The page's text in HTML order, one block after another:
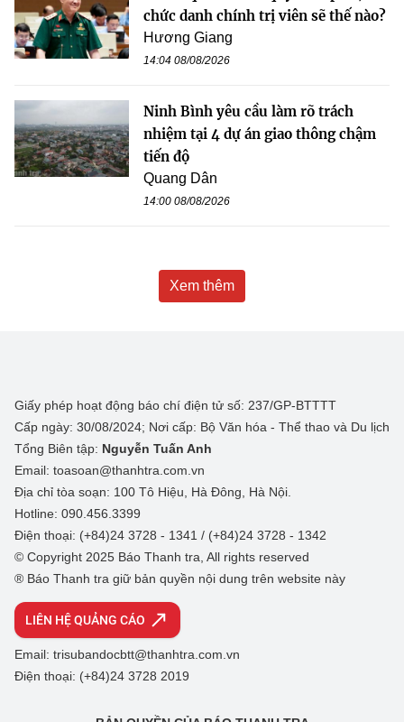
chức danh chính trị viên sẽ thế nào?
Hương Giang
14:04 08/08/2026
Ninh Bình yêu cầu làm rõ trách
nhiệm tại 4 dự án giao thông chậm
tiến độ
Quang Dân
14:00 08/08/2026
Xem thêm
Giấy phép hoạt động báo chí điện tử số: 237/GP-BTTTT
Cấp ngày: 30/08/2024; Nơi cấp: Bộ Văn hóa - Thể thao và Du lịch
Tổng Biên tập: Nguyễn Tuấn Anh
Email: toasoan@thanhtra.com.vn
Địa chỉ tòa soạn: 100 Tô Hiệu, Hà Đông, Hà Nội.
Hotline: 090.456.3399
Điện thoại: (+84)24 3728 - 1341 / (+84)24 3728 - 1342
© Copyright 2025 Báo Thanh tra, All rights reserved
® Báo Thanh tra giữ bản quyền nội dung trên website này
LIÊN HỆ QUẢNG CÁO
Email: trisubandocbtt@thanhtra.com.vn
Điện thoại: (+84)24 3728 2019